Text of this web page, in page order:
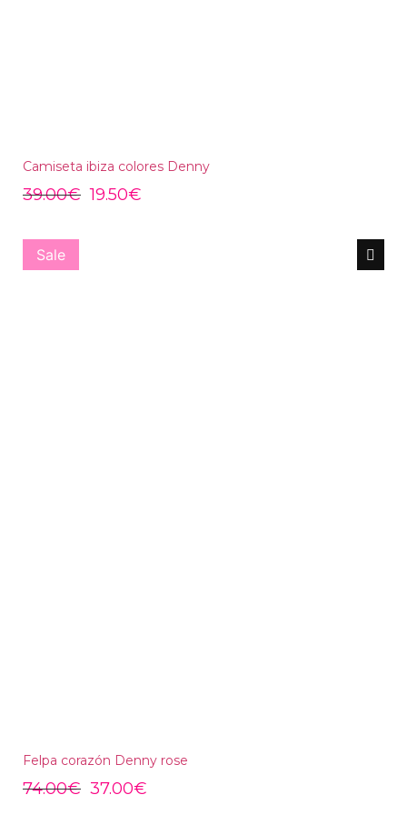
Camiseta ibiza colores Denny
39.00€ 19.50€
Sale
Felpa corazón Denny rose
74.00€ 37.00€